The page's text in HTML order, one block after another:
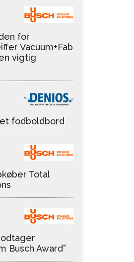
for
Vacuum+Fab
vigtig
fodboldbord
Total
Busch Award”